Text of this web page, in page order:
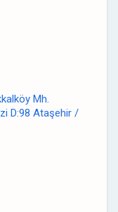
Mh.
D:98 Ataşehir /